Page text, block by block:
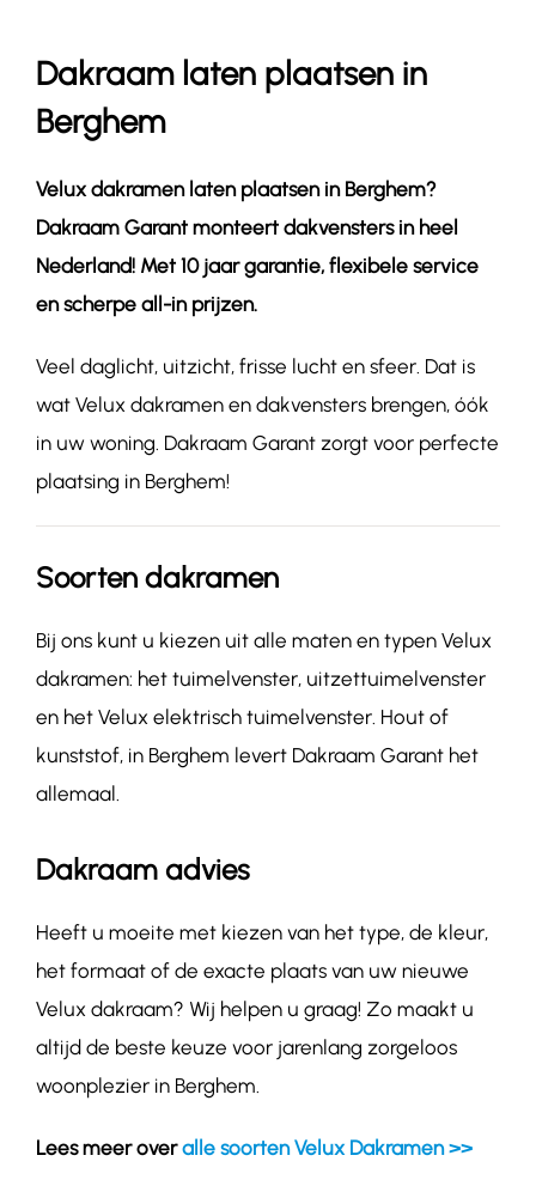
Contact
Dakraam laten plaatsen in
Berghem
Velux dakramen laten plaatsen in Berghem?
Dakraam Garant monteert dakvensters in heel
Nederland! Met 10 jaar garantie, flexibele service
en scherpe all-in prijzen.
Veel daglicht, uitzicht, frisse lucht en sfeer. Dat is
wat Velux dakramen en dakvensters brengen, óók
in uw woning. Dakraam Garant zorgt voor perfecte
plaatsing in Berghem!
Soorten dakramen
Bij ons kunt u kiezen uit alle maten en typen Velux
dakramen: het tuimelvenster, uitzettuimelvenster
en het Velux elektrisch tuimelvenster. Hout of
kunststof, in Berghem levert Dakraam Garant het
allemaal.
Dakraam advies
Heeft u moeite met kiezen van het type, de kleur,
het formaat of de exacte plaats van uw nieuwe
Velux dakraam? Wij helpen u graag! Zo maakt u
altijd de beste keuze voor jarenlang zorgeloos
woonplezier in Berghem.
Lees meer overalle soorten Velux Dakramen >>